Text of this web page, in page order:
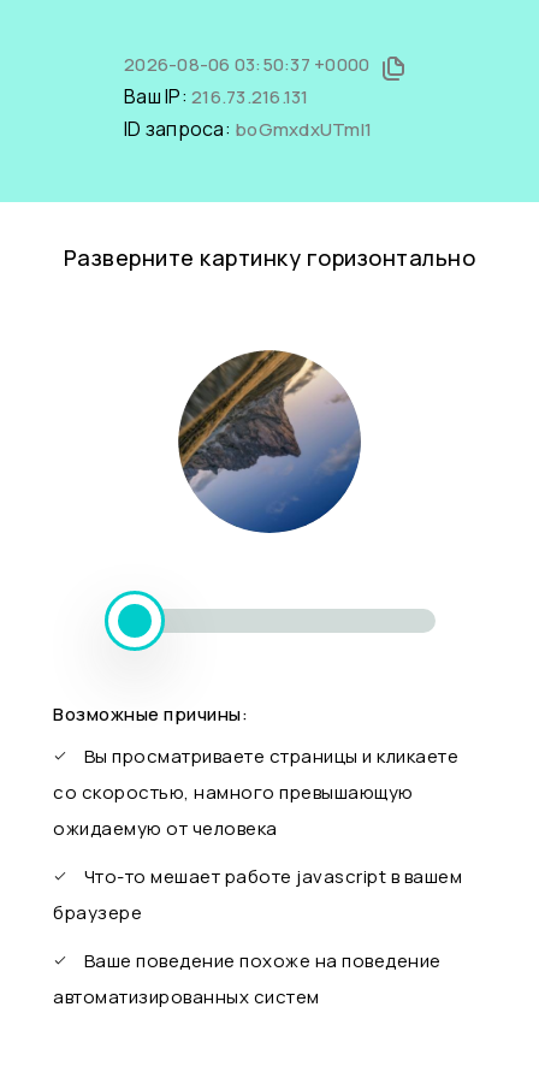
2026-08-06 03:50:37 +0000
Ваш IP: 216.73.216.131
ID запроса: boGmxdxUTmI1
Разверните картинку горизонтально
Возможные причины:
Вы просматриваете страницы и кликаете
со скоростью, намного превышающую
ожидаемую от человека
Что-то мешает работе javascript в вашем
браузере
Ваше поведение похоже на поведение
автоматизированных систем